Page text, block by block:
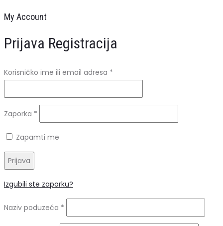
My Account
Prijava Registracija
Korisničko ime ili email adresa *
Zaporka *
Zapamti me
Prijava
Izgubili ste zaporku?
Naziv poduzeća *